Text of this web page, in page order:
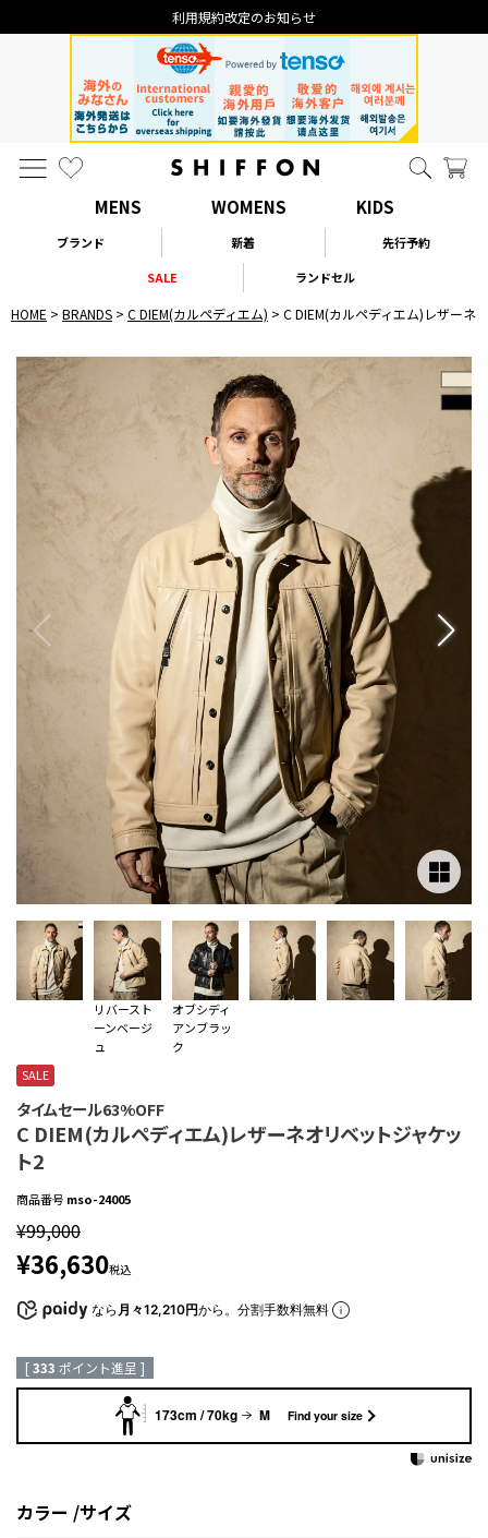
利用規約改定のお知らせ
MENS WOMENS KIDS
ブランド 新着
先行予約
SALE
ランドセル
HOME BRANDS C DIEM(カルペディエム) C DIEM(カルペディエム)レザーネ
リバースト
ーンベージ
ュ
オブシディ
アンブラッ
ク
SALE
タイムセール63%OFF
C DIEM(カルペディエム)レザーネオリベットジャケッ
ト2
商品番号 mso-24005
¥99,000
¥36,630税込
なら 月々12,210円から。分割手数料無料
[333 ポイント進呈 ]
173cm / 70kg M Find your size
カラー サイズ